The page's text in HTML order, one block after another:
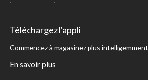
Téléchargez l'appli
Commencez à magasinez plus intelligemment
En savoir plus